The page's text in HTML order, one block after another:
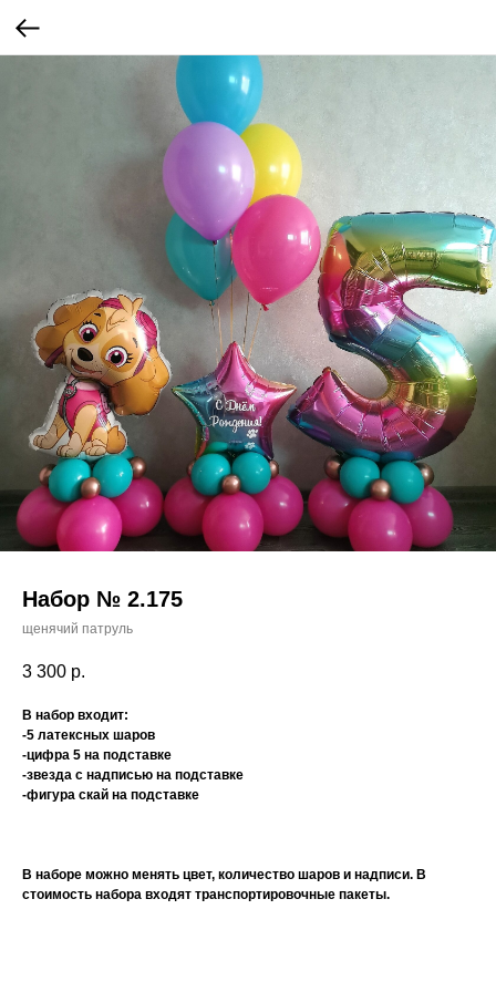
Набор № 2.175
щенячий патруль
3 300 р.
В набор входит:
-5 латексных шаров
-цифра 5 на подставке
-звезда с надписью на подставке
-фигура скай на подставке
В наборе можно менять цвет, количество шаров и надписи. В
стоимость набора входят транспортировочные пакеты.